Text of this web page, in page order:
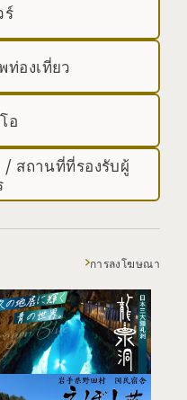
ร์
องเที่ยว
อ
/ สถานที่ที่รองรับผู้
การลงโฆษณา